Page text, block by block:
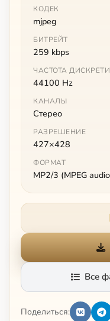
КОДЕК
mjpeg
БИТРЕЙТ
259 kbps
ЧАСТОТА
44100 Hz
КАНАЛЫ
Стерео
РАЗРЕШЕНИЕ
427×428
ФОРМАТ
MP2/3 (MPEG
Все
Поделиться: